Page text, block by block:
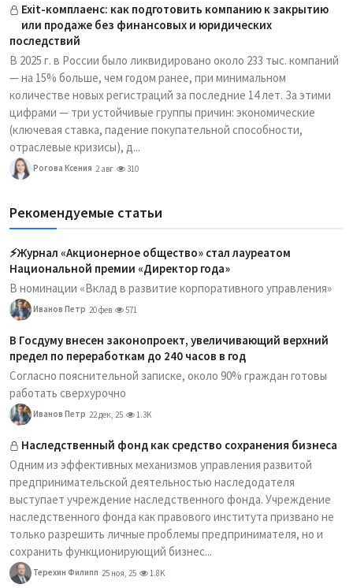
Exit-комплаенс: как подготовить компанию к закрытию
или продаже без финансовых и юридических
последствий
В 2025 г. в России было ликвидировано около 233 тыс. компаний
— на 15% больше, чем годом ранее, при минимальном
количестве новых регистраций за последние 14 лет. За этими
цифрами — три устойчивые группы причин: экономические
(ключевая ставка, падение покупательной способности,
отраслевые кризисы), д...
Рогова Ксения 2 авг 310
Рекомендуемые статьи
⚡️Журнал «Акционерное общество» стал лауреатом
Национальной премии «Директор года»
В номинации «Вклад в развитие корпоративного управления»
Иванов Петр 20 фев 571
В Госдуму внесен законопроект, увеличивающий верхний
предел по переработкам до 240 часов в год
Согласно пояснительной записке, около 90% граждан готовы
работать сверхурочно
Иванов Петр 22 дек, 25 1.3K
Наследственный фонд как средство сохранения бизнеса
Одним из эффективных механизмов управления развитой
предпринимательской деятельностью наследодателя
выступает учреждение наследственного фонда. Учреждение
наследственного фонда как правового института призвано не
только разрешить личные проблемы предпринимателя, но и
сохранить функционирующий бизнес...
Терехин Филипп 25 ноя, 25 1.8K